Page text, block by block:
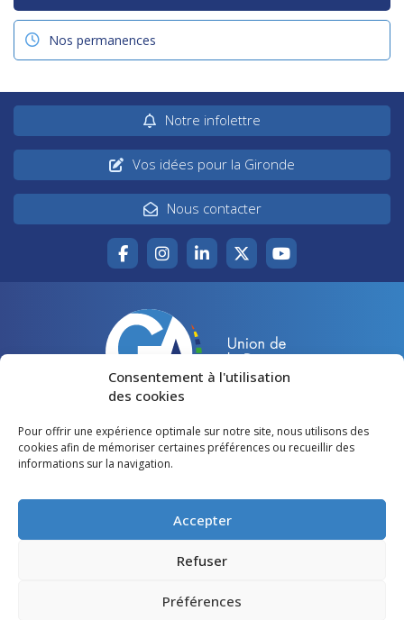
Consentement à l'utilisation
des cookies
Pour offrir une expérience optimale sur notre site, nous utilisons des
cookies afin de mémoriser certaines préférences ou recueillir des
informations sur la navigation.
Accepter
Refuser
Préférences
Nos permanences
Notre infolettre
Vos idées pour la Gironde
Nous contacter
Accueil
Votre canton
Lire et voir
Agir pour la Gironde
Restons en contact
Mentions légales